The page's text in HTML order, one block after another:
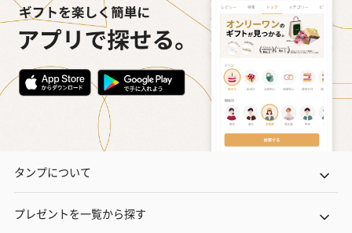
タンプについて
プレゼントを一覧から探す